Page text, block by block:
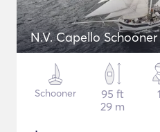
N.V. Capello
Schooner
95 ft
29 m